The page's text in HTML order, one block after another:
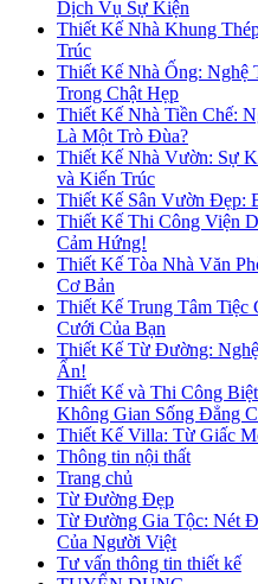
Dịch Vụ Sự Kiện
Thiết Kế Nhà Khung
Trúc
Thiết Kế Nhà Ống: Nghệ
Trong Chật Hẹp
Thiết Kế Nhà Tiền Chế:
Là Một Trò Đùa?
Thiết Kế Nhà Vườn: Sự
và Kiến Trúc
Thiết Kế Sân Vườn Đẹp:
Thiết Kế Thi Công Viện
Cảm Hứng!
Thiết Kế Tòa Nhà Văn
Cơ Bản
Thiết Kế Trung Tâm
Cưới Của Bạn
Thiết Kế Từ Đường:
Ẩn!
Thiết Kế và Thi Công
Không Gian Sống Đẳng
Thiết Kế Villa: Từ Giấc
Thông tin nội thất
Trang chủ
Từ Đường Đẹp
Từ Đường Gia Tộc: Nét
Của Người Việt
Tư vấn thông tin thiết kế